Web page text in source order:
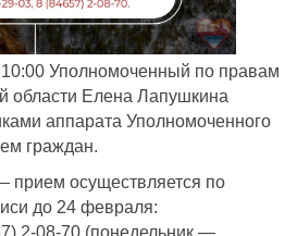
Уполномоченный по правам
области Елена Лапушкина
аппарата Уполномоченного
граждан.
прием осуществляется по
до 24 февраля:
2-08-70 (понедельник —